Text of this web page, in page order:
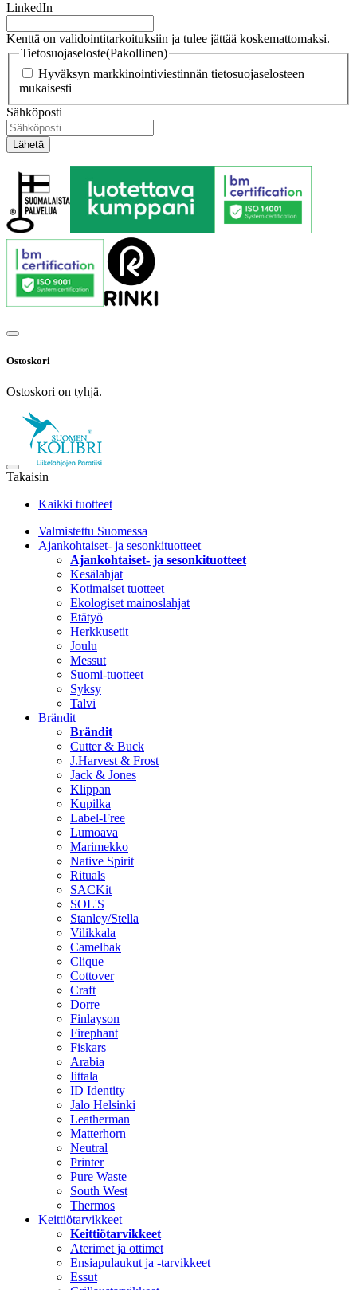
LinkedIn
Kenttä on validointitarkoituksiin ja tulee jättää koskemattomaksi.
Tietosuojaseloste(Pakollinen)
Hyväksyn markkinointiviestinnän tietosuojaselosteen
mukaisesti
Sähköposti
Ostoskori
Ostoskori on tyhjä.
Takaisin
Kaikki tuotteet
Valmistettu Suomessa
Ajankohtaiset- ja sesonkituotteet
Ajankohtaiset- ja sesonkituotteet
Kesälahjat
Kotimaiset tuotteet
Ekologiset mainoslahjat
Etätyö
Herkkusetit
Joulu
Messut
Suomi-tuotteet
Syksy
Talvi
Brändit
Brändit
Cutter & Buck
J.Harvest & Frost
Jack & Jones
Klippan
Kupilka
Label-Free
Lumoava
Marimekko
Native Spirit
Rituals
SACKit
SOL'S
Stanley/Stella
Vilikkala
Camelbak
Clique
Cottover
Craft
Dorre
Finlayson
Firephant
Fiskars
Arabia
Iittala
ID Identity
Jalo Helsinki
Leatherman
Matterhorn
Neutral
Printer
Pure Waste
South West
Thermos
Keittiötarvikkeet
Keittiötarvikkeet
Aterimet ja ottimet
Ensiapulaukut ja -tarvikkeet
Essut